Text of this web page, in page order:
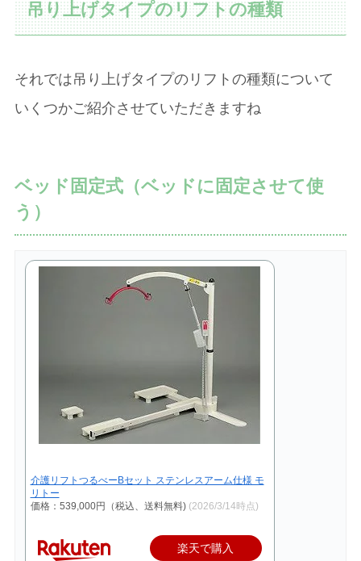
吊り上げタイプのリフトの種類
それでは吊り上げタイプのリフトの種類について
いくつかご紹介させていただきますね
ベッド固定式（ベッドに固定させて使
う）
介護リフトつるべーBセット ステンレスアーム仕様 モ
リトー
価格：539,000円（税込、送料無料) (2026/3/14時点)
楽天で購入